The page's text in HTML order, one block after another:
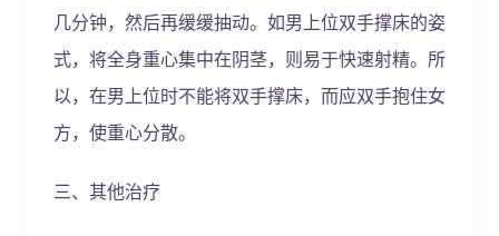
几分钟，然后再缓缓抽动。如男上位双手撑床的姿
式，将全身重心集中在阴茎，则易于快速射精。所
以，在男上位时不能将双手撑床，而应双手抱住女
方，使重心分散。
三、其他治疗